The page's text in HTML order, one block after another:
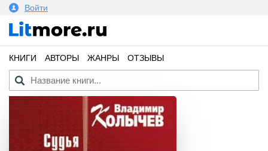
Войти
КНИГИ АВТОРЫ ЖАНРЫ ОТЗЫВЫ